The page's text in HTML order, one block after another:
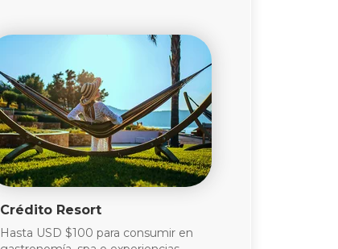
Crédito Resort
Hasta USD $100 para consumir en